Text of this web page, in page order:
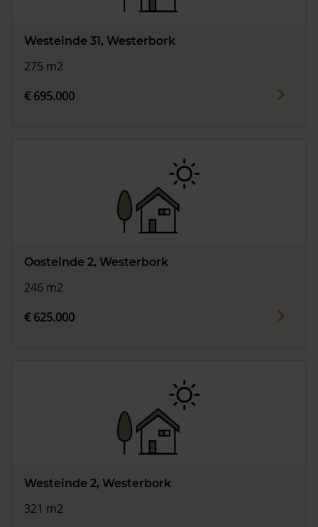
Westeinde 31, Westerbork
275 m2
€ 695.000
Oosteinde 2, Westerbork
246 m2
€ 625.000
Westeinde 2, Westerbork
321 m2